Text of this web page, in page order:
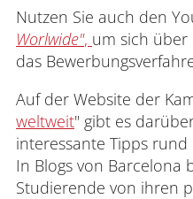
Nutzen Sie auch den
Worlwide", um sich über
das
Auf der Website der
weltweit" gibt es
interessante Tipps
In Blogs von Barcelona
Studierende von ihren
Zentrum für
Zentrum für
Universitäre